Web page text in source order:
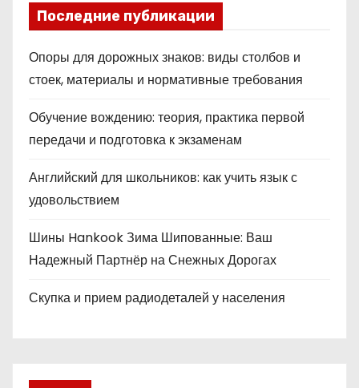
Последние публикации
Опоры для дорожных знаков: виды столбов и
стоек, материалы и нормативные требования
Обучение вождению: теория, практика первой
передачи и подготовка к экзаменам
Английский для школьников: как учить язык с
удовольствием
Шины Hankook Зима Шипованные: Ваш
Надежный Партнёр на Снежных Дорогах
Скупка и прием радиодеталей у населения